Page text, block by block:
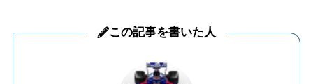
この記事を書いた人